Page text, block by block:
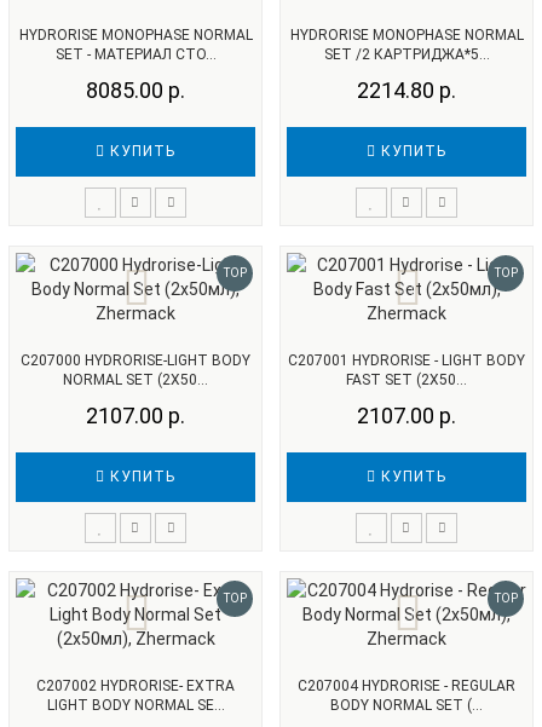
HYDRORISE MONOPHASE NORMAL
SET - МАТЕРИАЛ СТО...
8085.00 р.
КУПИТЬ
HYDRORISE MONOPHASE NORMAL
SET /2 КАРТРИДЖА*5...
2214.80 р.
КУПИТЬ
TOP
С207000 HYDRORISE-LIGHT BODY
NORMAL SET (2Х50...
2107.00 р.
КУПИТЬ
TOP
С207001 HYDRORISE - LIGHT BODY
FAST SET (2Х50...
2107.00 р.
КУПИТЬ
TOP
С207002 HYDRORISE- EXTRA
LIGHT BODY NORMAL SE...
TOP
С207004 HYDRORISE - REGULAR
BODY NORMAL SET (...